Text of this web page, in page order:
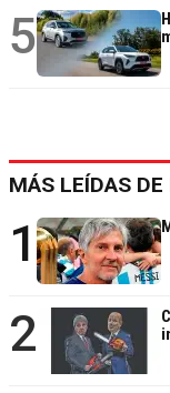
5
MÁS LEÍDAS DE
1
2